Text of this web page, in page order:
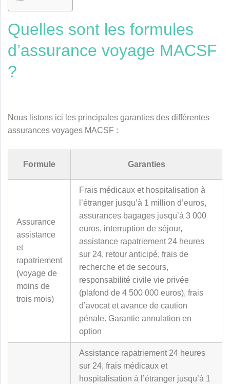
Quelles sont les formules
d’assurance voyage MACSF
?
Nous listons ici les principales garanties des différentes
assurances voyages MACSF :
Formule Garanties
Assurance
assistance
et
rapatriement
(voyage de
moins de
trois mois)
Frais médicaux et hospitalisation à
l’étranger jusqu’à 1 million d’euros,
assurances bagages jusqu’à 3 000
euros, interruption de séjour,
assistance rapatriement 24 heures
sur 24, retour anticipé, frais de
recherche et de secours,
responsabilité civile vie privée
(plafond de 4 500 000 euros), frais
d’avocat et avance de caution
pénale. Garantie annulation en
option
Assistance rapatriement 24 heures
sur 24, frais médicaux et
hospitalisation à l’étranger jusqu’à 1